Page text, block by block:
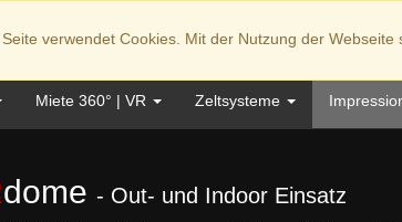
Miete 360° | VR Zeltsysteme
dome - Out- und Indoor Einsatz
verwendet Cookies. Mit der Nutzung der